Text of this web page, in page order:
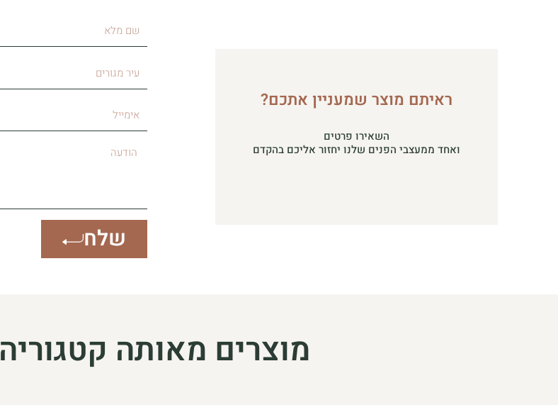
ראיתם מוצר שמעניין אתכם?
השאירו פרטים
ואחד ממעצבי הפנים שלנו יחזור אליכם בהקדם
הודעה
שלח
מוצרים מאותה קטגוריה